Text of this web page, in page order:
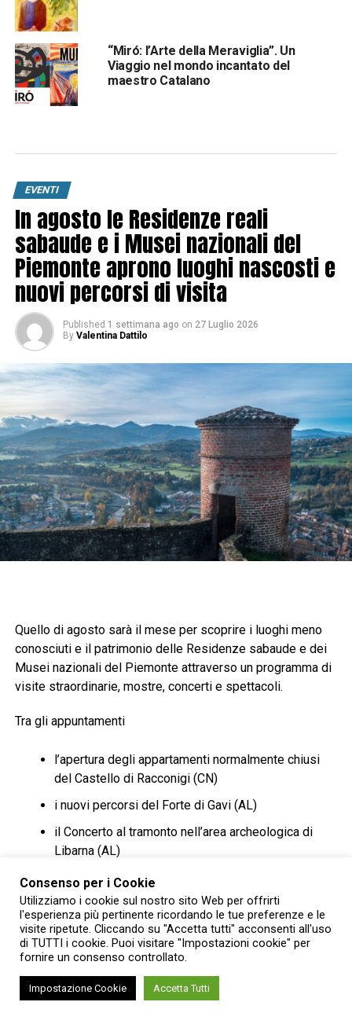
“Miró: l’Arte della Meraviglia”. Un
Viaggio nel mondo incantato del
maestro Catalano
EVENTI
In agosto le Residenze reali
sabaude e i Musei nazionali del
Piemonte aprono luoghi nascosti e
nuovi percorsi di visita
Published 1 settimana ago on 27 Luglio 2026
By Valentina Dattilo
Quello di agosto sarà il mese per scoprire i luoghi meno
conosciuti e il patrimonio delle Residenze sabaude e dei
Musei nazionali del Piemonte attraverso un programma di
visite straordinarie, mostre, concerti e spettacoli.
Tra gli appuntamenti
l’apertura degli appartamenti normalmente chiusi
del Castello di Racconigi (CN)
i nuovi percorsi del Forte di Gavi (AL)
il Concerto al tramonto nell’area archeologica di
Libarna (AL)
le visite agli Appartamenti dei Principi di Palazzo
Carignano (TO)
la stagione musicale del Castello di Agliè (TO)
gli appuntamenti dell’Abbazia di Vezzolano (AT).
I luoghi da visitare e gli
Consenso per i Cookie
Utilizziamo i cookie sul nostro sito Web per offrirti
l'esperienza più pertinente ricordando le tue preferenze e le
visite ripetute. Cliccando su "Accetta tutti" acconsenti all'uso
di TUTTI i cookie. Puoi visitare "Impostazioni cookie" per
fornire un consenso controllato.
Impostazione Cookie Accetta Tutti